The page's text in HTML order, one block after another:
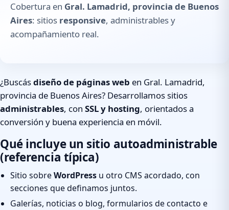
Cobertura en Gral. Lamadrid, provincia de Buenos
Aires: sitios responsive, administrables y
acompañamiento real.
¿Buscásdiseño de páginas web en Gral. Lamadrid,
provincia de Buenos Aires? Desarrollamos sitios
administrables, con SSL y hosting, orientados a
conversión y buena experiencia en móvil.
Qué incluye un sitio autoadministrable
(referencia típica)
Sitio sobreWordPress u otro CMS acordado, con
secciones que definamos juntos.
Galerías, noticias o blog, formularios de contacto e